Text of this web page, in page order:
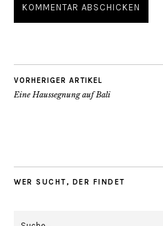
VORHERIGER ARTIKEL
Eine Haussegnung auf Bali
WER SUCHT, DER FINDET